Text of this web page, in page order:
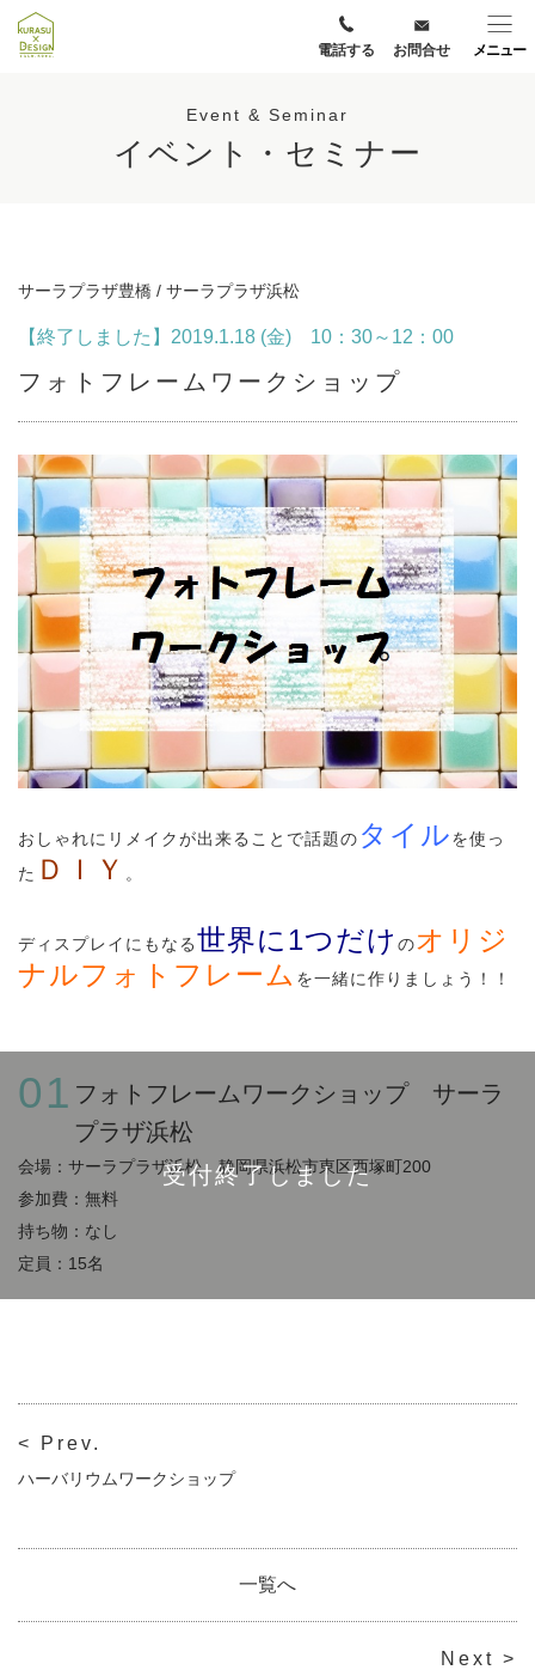
メニュー
電話する お問合せ
Event & Seminar
イベント・セミナー
サーラプラザ豊橋 / サーラプラザ浜松
【終了しました】2019.1.18 (金) 10：30～12：00
フォトフレームワークショップ
おしゃれにリメイクが出来ることで話題の タイルを使っ
た ＤＩＹ 。
ディスプレイにもなる世界に1つだけ のオリジ
ナルフォトフレーム を一緒に作りましょう！！
01 フォトフレームワークショップ サーラ
プラザ浜松
会場：サーラプラザ浜松 静岡県浜松市東区西塚町200
参加費：無料
持ち物：なし
定員：15名
受付終了しました
< Prev.
ハーバリウムワークショップ
一覧へ
Next >